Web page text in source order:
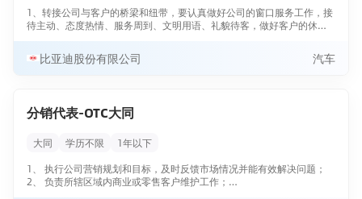
1、转接公司与客户的桥梁和纽带，要认真做好公司的窗口服务工作，接
待主动、态度热情、服务周到、文明用语、礼貌待客，做好客户的休
2、负责客户休息区的环境卫生及绿化布置、每日清洁；
3、发布与销售店里车型；
比亚迪股份有限公司 汽车
分销代表-OTC大同
大同 学历不限
1年以下
1、 执行公司营销规划和目标，及时反馈市场情况并能有效解决问题；
2、 负责所辖区域内商业或零售客户维护工作；